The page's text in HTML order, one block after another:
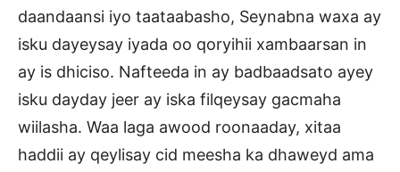
daandaansi iyo taataabasho, Seynabna waxa ay
isku dayeysay iyada oo qoryihii xambaarsan in
ay is dhiciso. Nafteeda in ay badbaadsato ayey
isku dayday jeer ay iska filqeysay gacmaha
wiilasha. Waa laga awood roonaaday, xitaa
haddii ay qeylisay cid meesha ka dhaweyd ama